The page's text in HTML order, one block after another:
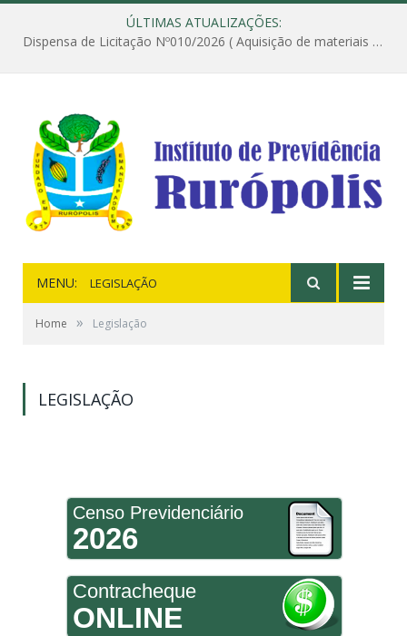
ÚLTIMAS ATUALIZAÇÕES:
Dispensa de Licitação Nº010/2026 ( Aquisição de materiais de construção destinados à execução dos serviços de instalação de janela, com a correspondente recomposição da parede, e construção de calçada nas dependências do Instituto de Previdência do Município de Rurópolis )
MENU: LEGISLAÇÃO
Home » Legislação
LEGISLAÇÃO
Censo Previdenciário
2026
Contracheque
ONLINE